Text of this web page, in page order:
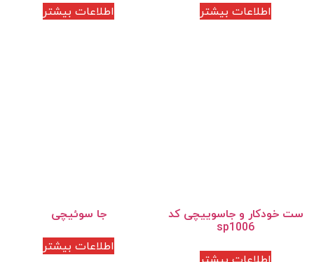
اطلاعات بیشتر
اطلاعات بیشتر
ست خودکار و جاسوییچی کد
sp1006
جا سوئیچی
اطلاعات بیشتر